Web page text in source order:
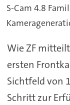
S-Cam 4.8
Wie ZF
ersten
Sichtfeld von
Schritt zur